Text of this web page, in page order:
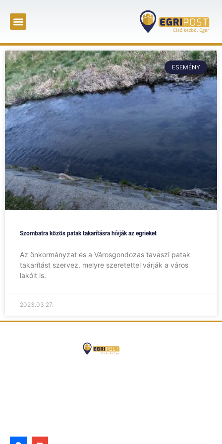
ESEMÉNY
Szombatra közös patak takarításra hívják az egrieket
Az önkormányzat és a Városgondozás tavaszi patak
takarítást szervez, melyre szeretettel várják a város
lakóit is.
2023.03.27.